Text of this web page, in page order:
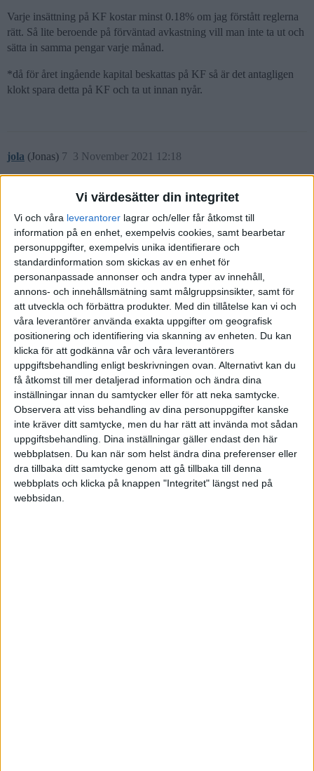
Vi värdesätter din integritet
Vi och våra leverantorer lagrar och/eller får åtkomst till
information på en enhet, exempelvis cookies, samt bearbetar
personuppgifter, exempelvis unika identifierare och
standardinformation som skickas av en enhet för
personanpassade annonser och andra typer av innehåll,
annons- och innehållsmätning samt målgruppsinsikter, samt för
att utveckla och förbättra produkter. Med din tillåtelse kan vi och
våra leverantörer använda exakta uppgifter om geografisk
positionering och identifiering via skanning av enheten. Du kan
klicka för att godkänna vår och våra leverantörers
uppgiftsbehandling enligt beskrivningen ovan. Alternativt kan du
få åtkomst till mer detaljerad information och ändra dina
inställningar innan du samtycker eller för att neka samtycke.
Observera att viss behandling av dina personuppgifter kanske
inte kräver ditt samtycke, men du har rätt att invända mot sådan
uppgiftsbehandling. Dina inställningar gäller endast den här
webbplatsen. Du kan när som helst ändra dina preferenser eller
dra tillbaka ditt samtycke genom att gå tillbaka till denna
webbplats och klicka på knappen "Integritet" längst ned på
webbsidan.
Varje insättning på KF kostar minst 0.18% om jag förstått reglerna
rätt. Så lite beroende på förväntad avkastning vill man inte ta ut och
sätta in samma pengar varje månad.
*då för året ingående kapital beskattas på KF så är det antagligen
klokt spara detta på KF och ta ut innan nyår.
jola (Jonas) 3 November 2021 12:18
7
Jag använder Aros kapitals sparkonton för mitt AB. Skapliga räntor
och har fungerat bra under flera år.
Tjocke(Tjocke) 3 November 2021 12:32
8
Endast en insättning per konto - betyder det att man har tre st
tremånaderskonton som man bollar med? Eller är man slö och kör
likvidkonto?
3 November 2021 12:44
Likvidkontot är ditt ”baskonto”. Vill du låsa pengarna en period (3,
6, 12…) och få bättre ränta så öppna ett sådant konto och för över
det belopp du vill låsa dit ifrån likvidkontot. När tiden löpt klart förs
pengarna, inkl ränta, automatiskt tillbaks till likvidkontot.